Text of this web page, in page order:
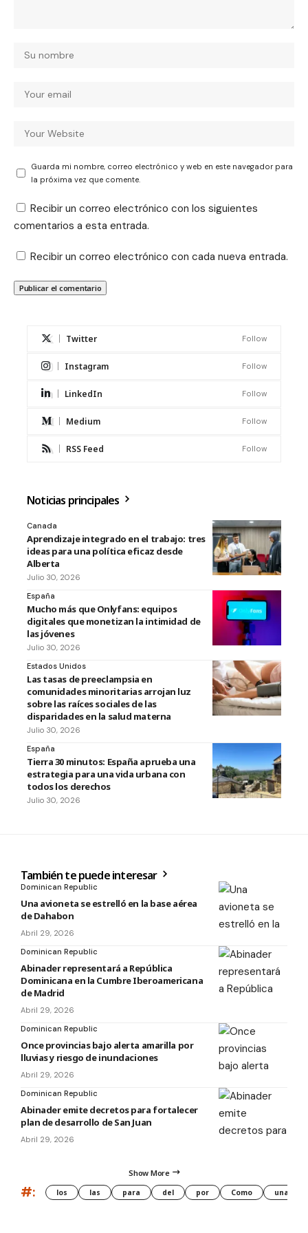
Guarda mi nombre, correo electrónico y web en este navegador para
la próxima vez que comente.
Recibir un correo electrónico con los siguientes
comentarios a esta entrada.
Recibir un correo electrónico con cada nueva entrada.
Twitter Follow
Instagram Follow
LinkedIn Follow
Medium Follow
RSS Feed Follow
Noticias principales
Canada
Aprendizaje integrado en el trabajo: tres
ideas para una política eficaz desde
Alberta
Julio 30, 2026
España
Mucho más que Onlyfans: equipos
digitales que monetizan la intimidad de
las jóvenes
Julio 30, 2026
Estados Unidos
Las tasas de preeclampsia en
comunidades minoritarias arrojan luz
sobre las raíces sociales de las
disparidades en la salud materna
Julio 30, 2026
España
Tierra 30 minutos: España aprueba una
estrategia para una vida urbana con
todos los derechos
Julio 30, 2026
También te puede interesar
Dominican Republic
Una avioneta se estrelló en la base aérea
de Dahabon
Abril 29, 2026
Dominican Republic
Abinader representará a República
Dominicana en la Cumbre Iberoamericana
de Madrid
Abril 29, 2026
Dominican Republic
Once provincias bajo alerta amarilla por
lluvias y riesgo de inundaciones
Abril 29, 2026
Dominican Republic
Abinader emite decretos para fortalecer
plan de desarrollo de San Juan
Abril 29, 2026
Show More
#: los las para del por Como una